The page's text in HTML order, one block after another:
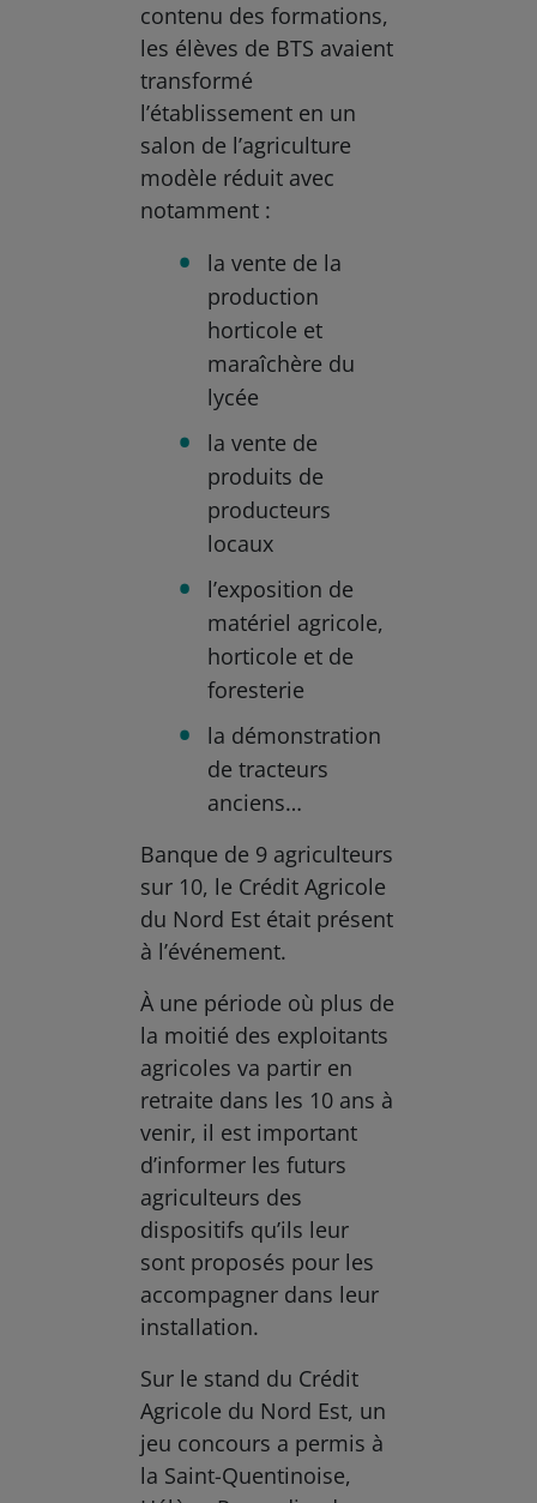
contenu des formations,
les élèves de BTS avaient
transformé
l’établissement en un
salon de l’agriculture
modèle réduit avec
notamment :
la vente de la
production
horticole et
maraîchère du
lycée
la vente de
produits de
producteurs
locaux
l’exposition de
matériel agricole,
horticole et de
foresterie
la démonstration
de tracteurs
anciens…
Banque de 9 agriculteurs
sur 10, le Crédit Agricole
du Nord Est était présent
à l’événement.
À une période où plus de
la moitié des exploitants
agricoles va partir en
retraite dans les 10 ans à
venir, il est important
d’informer les futurs
agriculteurs des
dispositifs qu’ils leur
sont proposés pour les
accompagner dans leur
installation.
Sur le stand du Crédit
Agricole du Nord Est, un
jeu concours a permis à
la Saint-Quentinoise,